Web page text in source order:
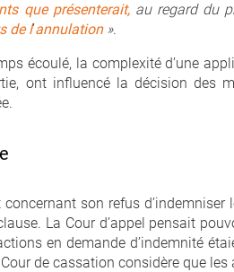
que présenterait,au regard du
de l’annulation».
écoulé, la complexité d’une
ont influencé la décision des
son refus
La Cour d’appel pensait
en demande d’indemnité
de cassation considère que